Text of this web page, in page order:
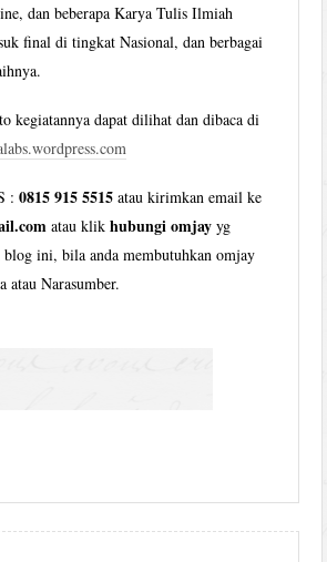
dan beberapa Karya Tulis Ilmiah
final di tingkat Nasional, dan berbagai
kegiatannya dapat dilihat dan dibaca di
:0815 915 5515 atau kirimkan email ke
atau klikhubungi omjay yg
blog ini, bila anda membutuhkan omjay
atau Narasumber.